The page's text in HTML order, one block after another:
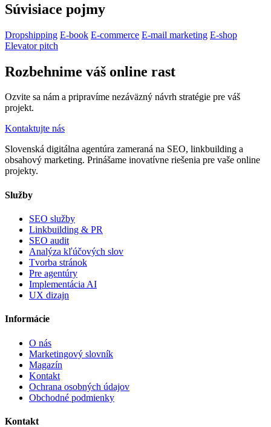
Súvisiace pojmy
Dropshipping E-book E-commerce E-mail marketing E-shop
Elevator pitch
Rozbehnime váš online rast
Ozvite sa nám a pripravíme nezáväzný návrh stratégie pre váš
projekt.
Kontaktujte nás
Slovenská digitálna agentúra zameraná na SEO, linkbuilding a
obsahový marketing. Prinášame inovatívne riešenia pre vaše online
projekty.
Služby
SEO služby
Linkbuilding & PR
SEO audit
Analýza kľúčových slov
Tvorba stránok
Pre agentúry
Implementácia AI
UX dizajn
Informácie
O nás
Marketingový slovník
Magazín
Kontakt
Ochrana osobných údajov
Obchodné podmienky
Kontakt